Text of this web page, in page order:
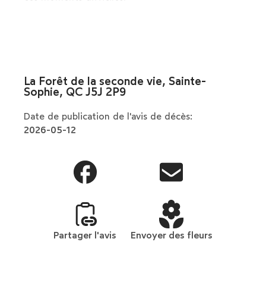
La Forêt de la seconde vie, Sainte-
Sophie, QC J5J 2P9
Date de publication de l'avis de décès:
2026-05-12
Partager l'avis Envoyer des fleurs